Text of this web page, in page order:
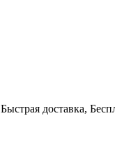
доставка,